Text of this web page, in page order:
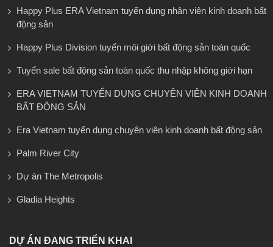
Happy Plus ERA Vietnam tuyển dụng nhân viên kinh doanh bất
động sản
Happy Plus Division tuyển môi giới bất động sản toàn quốc
Tuyển sale bất động sản toàn quốc thu nhập không giới hạn
ERA VIETNAM TUYỂN DỤNG CHUYÊN VIÊN KINH DOANH
BẤT ĐỘNG SẢN
Era Vietnam tuyển dụng chuyên viên kinh doanh bất động sản
Palm River City
Dự án The Metropolis
Gladia Heights
DỰ ÁN ĐANG TRIỂN KHAI